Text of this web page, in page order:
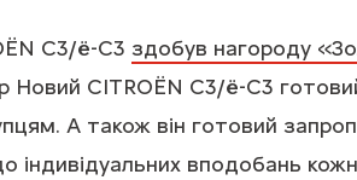
С3/ë-C3 здобув нагороду
Новий CITROЁN С3/ë-C3
А також він готовий
індивідуальних вподобань